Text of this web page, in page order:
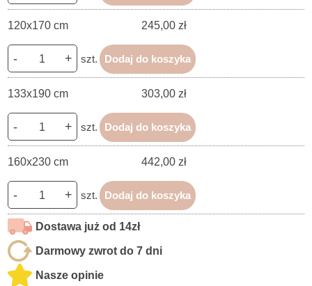
120x170 cm 245,00 zł
- + szt. Dodaj do koszyka
133x190 cm 303,00 zł
- + szt. Dodaj do koszyka
160x230 cm 442,00 zł
- + szt. Dodaj do koszyka
Dostawa już od 14zł
Darmowy zwrot do 7 dni
Nasze opinie